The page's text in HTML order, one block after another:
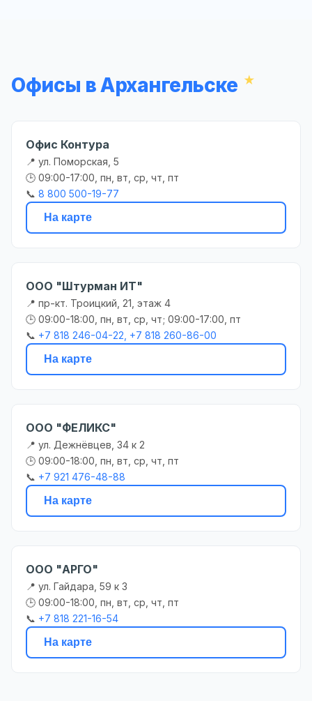
Офисы в Архангельске
Офис Контура
📍 ул. Поморская, 5
🕒 09:00-17:00, пн, вт, ср, чт, пт
📞 8 800 500-19-77
На карте
ООО "Штурман ИТ"
📍 пр-кт. Троицкий, 21, этаж 4
🕒 09:00-18:00, пн, вт, ср, чт; 09:00-17:00, пт
📞 +7 818 246-04-22, +7 818 260-86-00
На карте
ООО "ФЕЛИКС"
📍 ул. Дежнёвцев, 34 к 2
🕒 09:00-18:00, пн, вт, ср, чт, пт
📞 +7 921 476-48-88
На карте
ООО "АРГО"
📍 ул. Гайдара, 59 к 3
🕒 09:00-18:00, пн, вт, ср, чт, пт
📞 +7 818 221-16-54
На карте